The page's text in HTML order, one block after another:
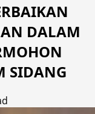
DALAM
SIDANG